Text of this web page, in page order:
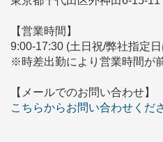
【営業時間】
9:00-17:30 (土日祝/弊社指定
※時差出勤により営業時間が
【メールでのお問い合わせ】
こちらからお問い合わせくだ